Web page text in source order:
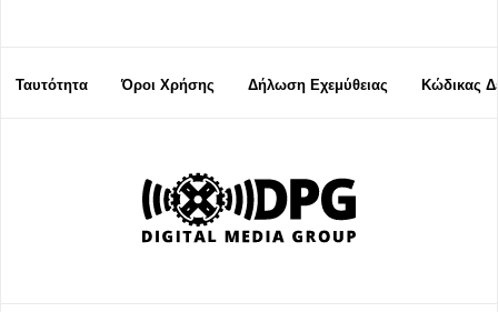
Ταυτότητα Όροι Χρήσης Δήλωση Εχεμύθειας Κώδικας